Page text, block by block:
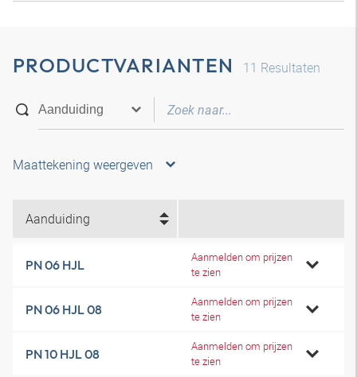
PRODUCTVARIANTEN 11 Resultaten
Maattekening weergeven
Aanduiding
PN 06 HJL
Aanmelden om prijzen
te zien
PN 06 HJL 08
Aanmelden om prijzen
te zien
PN 10 HJL 08
Aanmelden om prijzen
te zien